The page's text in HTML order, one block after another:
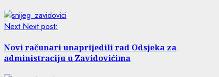
Next Next post:
Novi računari unaprijedili rad Odsjeka za
administraciju u Zavidovićima